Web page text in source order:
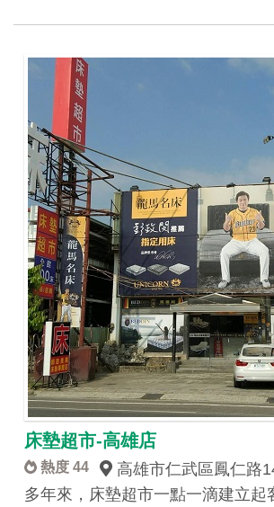
床墊超市-高雄店
熱度 44
高雄市仁武區鳳仁路
多年來，床墊超市一點一滴建立起